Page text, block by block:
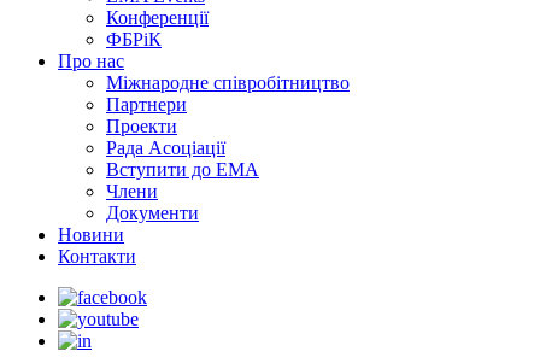
Конференції
ФБРіК
Про нас
Міжнародне співробітництво
Партнери
Проекти
Рада Асоціації
Вступити до ЕМА
Члени
Документи
Новини
Контакти